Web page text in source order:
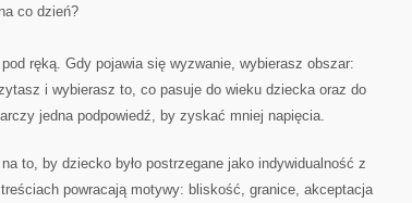
co dzień?
ręką. Gdy pojawia się wyzwanie, wybierasz obszar:
i wybierasz to, co pasuje do wieku dziecka oraz do
jedna podpowiedź, by zyskać mniej napięcia.
to, by dziecko było postrzegane jako indywidualność z
powracają motywy: bliskość, granice, akceptacja